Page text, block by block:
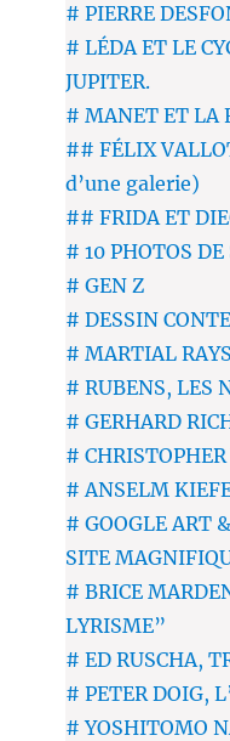
# PIERRE
# LÉDA ET LE
JUPITER.
# MANET ET LA
## FÉLIX
d’une galerie)
## FRIDA ET
# 10 PHOTOS
# GEN Z
# DESSIN
# MARTIAL
# RUBENS, LES
# GERHARD
#
# ANSELM
# GOOGLE ART
SITE
# BRICE
LYRISME”
# ED RUSCHA,
# PETER DOIG,
# YOSHITOMO